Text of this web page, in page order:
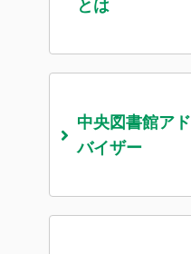
とは
中央図書館アド
バイザー